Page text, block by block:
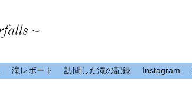
滝レポート 訪問した滝の記録 Instagram